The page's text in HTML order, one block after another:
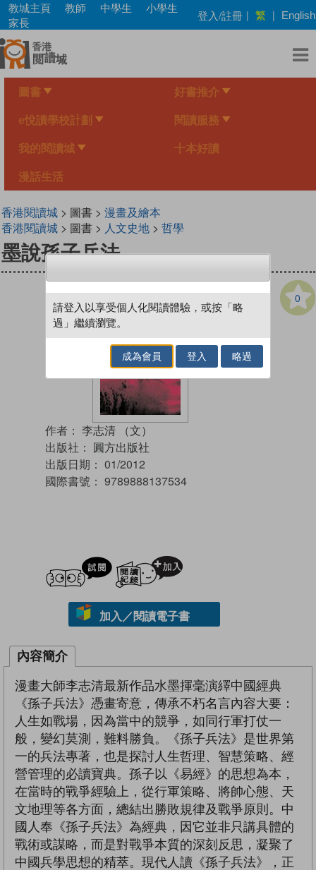
Skip
main
content
教城主頁 教師 中學生
小學生
家長
登入/註冊 | 繁 | English
圖書 好書推介
e悅讀學校計劃 閱讀服務
我的閱讀城 十本好讀
漫話生活
香港閱讀城> 圖書 > 漫畫及繪本
香港閱讀城> 圖書 > 人文史地> 哲學
墨說孫子兵法
0
作者： 李志清 （文）
出版社： 圓方出版社
出版日期： 01/2012
國際書號： 9789888137534
試閲
加入／閱讀電子書
內容簡介
漫畫大師李志清最新作品水墨揮毫演繹中國經典
《孫子兵法》憑畫寄意，傳承不朽名言內容大要：
人生如戰場，因為當中的競爭，如同行軍打仗一
般，變幻莫測，難料勝負。《孫子兵法》是世界第
一的兵法專著，也是探討人生哲理、智慧策略、經
營管理的必讀寶典。孫子以《易經》的思想為本，
在當時的戰爭經驗上，從行軍策略、將帥心態、天
文地理等各方面，總結出勝敗規律及戰爭原則。中
國人奉《孫子兵法》為經典，因它並非只講具體的
戰術或謀略，而是對戰爭本質的深刻反思，凝聚了
中國兵學思想的精萃。現代人讀《孫子兵法》，正
請登入以享受個人化閱讀體驗，或按「略
過」繼續瀏覽。
成為會員 登入 略過